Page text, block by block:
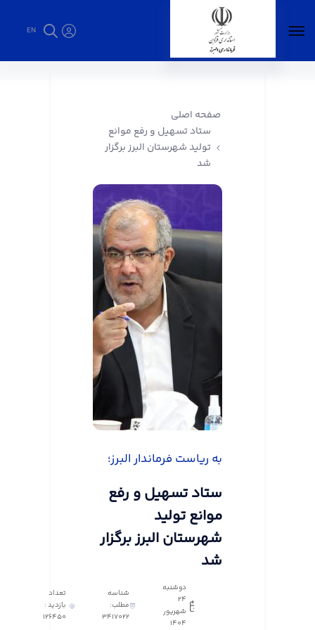
EN
صفحه اصلی
ستاد تسهیل و رفع موانع
تولید شهرستان البرز برگزار
شد
به ریاست فرماندار البرز؛
ستاد تسهیل و رفع
موانع تولید
شهرستان البرز برگزار
شد
دوشنبه
24
شهریور
1404
شناسه
مطلب:
3417022
تعداد
بازدید :
126450